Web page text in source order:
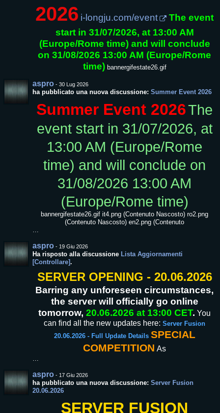
2026 i-longju.com/event
The event
start in 31/07/2026, at 13:00 AM
(Europe/Rome time) and will conclude
on 31/08/2026 13:00 AM (Europe/Rome
time) bannergifestate26.gif
aspro - 30 Lug 2026
ha pubblicato una nuova discussione: Summer Event 2026
Summer Event 2026The
event start in 31/07/2026, at
13:00 AM (Europe/Rome
time) and will conclude on
31/08/2026 13:00 AM
(Europe/Rome time)
bannergifestate26.gif it4.png (Contenuto Nascosto) ro2.png
(Contenuto Nascosto) en2.png (Contenuto
…
aspro - 19 Giu 2026
Ha risposto alla discussione Lista Aggiornamenti
[Controllare].
SERVER OPENING - 20.06.2026
Barring any unforeseen circumstances,
the server will officially go online
tomorrow, 20.06.2026 at 13:00 CET. You
can find all the new updates here: Server Fusion
20.06.2026 - Full Update Details SPECIAL
COMPETITION As
…
aspro - 17 Giu 2026
ha pubblicato una nuova discussione: Server Fusion
20.06.2026
SERVER FUSION